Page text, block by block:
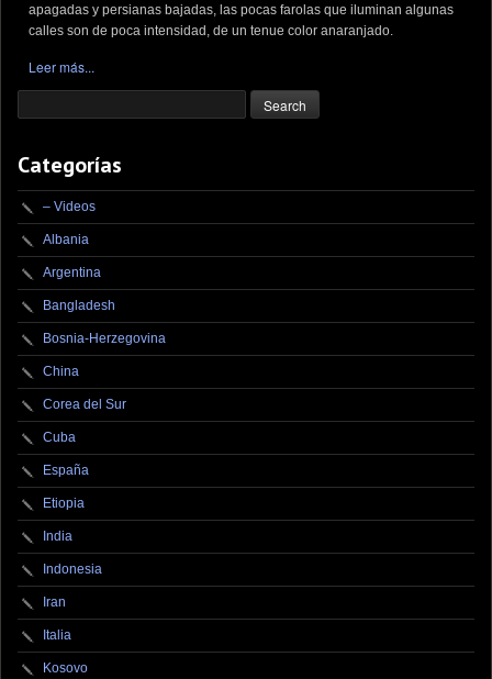
apagadas y persianas bajadas, las pocas farolas que iluminan algunas
calles son de poca intensidad, de un tenue color anaranjado.
Leer más...
Categorías
– Videos
Albania
Argentina
Bangladesh
Bosnia-Herzegovina
China
Corea del Sur
Cuba
España
Etiopia
India
Indonesia
Iran
Italia
Kosovo